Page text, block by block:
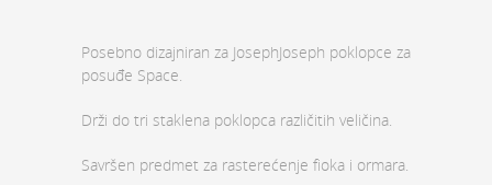
Posebno dizajniran za JosephJoseph poklopce za
posuđe Space.
Drži do tri staklena poklopca različitih veličina.
Savršen predmet za rasterećenje fioka i ormara.